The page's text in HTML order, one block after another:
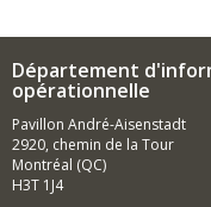
Département
opérationnelle
Pavillon André-Aisenstadt
2920, chemin de la Tour
Montréal (QC)
H3T 1J4